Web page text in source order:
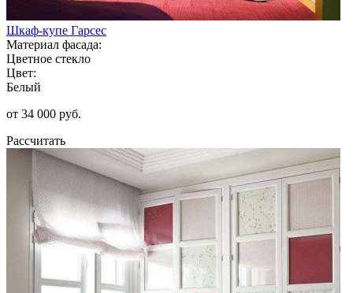
Шкаф-купе Гарсес
Материал фасада:
Цветное стекло
Цвет:
Белый
от 34 000 руб.
Рассчитать